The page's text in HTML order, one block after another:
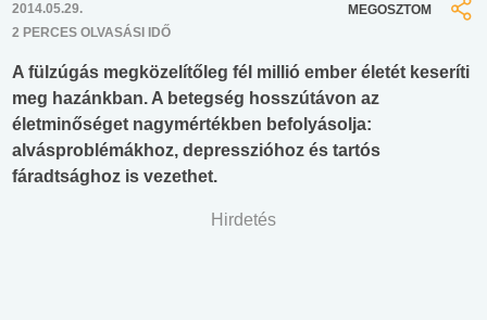
2014.05.29.
2 PERCES OLVASÁSI IDŐ
MEGOSZTOM
A fülzúgás megközelítőleg fél millió ember életét keseríti
meg hazánkban. A betegség hosszútávon az
életminőséget nagymértékben befolyásolja:
alvásproblémákhoz, depresszióhoz és tartós
fáradtsághoz is vezethet.
Hirdetés